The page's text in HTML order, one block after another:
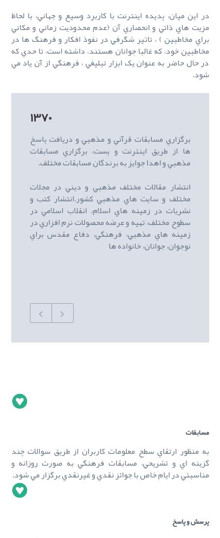
در اين ميان، پديده اينترنت با کاربرد وسيع و جهاني، با لحاظ
مزيت هاي ذاتي و انحصاري آن (عدم محدوديت زماني و مکاني
براي مخاطبين ) ، تاثير شگرفي در نفوذ افکار و فرهنگ ها در
مخاطبين خود، که غالبا جوانان هستند، داشته است، تا حدي که
در حال حاضر به عنوان يک ابزار تبليغي ، فرهنگي از آن ياد مي
شود.
1370
برگزاري مسابقات قرآني و مذهبي و دريافت پاسخ
ها از طريق اينترنت و پست، برگزاري مسابقات
مذهبي و اهدا جوايز به برندگان مسابقات مختلف.
انتشار مقالات مختلف مذهبي و ديني در مجلات
مختلف و سايت هاي مذهبي کشور.انتشار کتب و
نشريات در زمينه هاي اسلام، انقلاب اسلامي در
سطوح مختلف، تهيه و عرضه محصولات نرم افزاري در
زمينه هاي مذهبي، فرهنگي، دفاع مقدس براي
نوجوان، جوانان، خانواده ها
مسابقات
به منظور ارتقاي سطح معلومات کاربران از طريق سوالات چند
گزينه اي و تشريحي، مسابقات فرهنگي به صورت روزانه و
مناسبتي در ايام خاص با جوائز نقدي و غيرنقدي برگزار مي شود.
پرسش و پاسخ